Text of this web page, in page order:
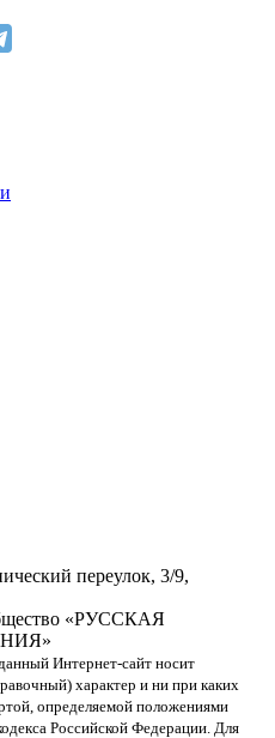
переулок, 3/9,
«РУССКАЯ
Интернет-сайт носит
характер и ни при каких
определяемой положениями
Российской Федерации. Для